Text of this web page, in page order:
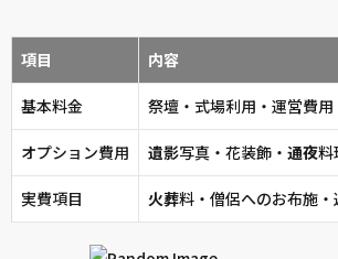
項目 内容
基本料金 祭壇・式場利用・運営費用
オプション費用 遺影写真・花装飾・ 通夜料
実費項目 火葬料・僧侶へのお布施